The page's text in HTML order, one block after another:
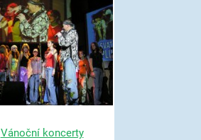
Vánoční koncerty